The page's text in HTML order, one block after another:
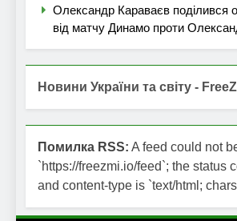
Олександр Караваєв поділився
від матчу Динамо проти
Новини України та світу -
Помилка RSS: A feed could not
`https://freezmi.io/feed`; the status
and content-type is `text/html;